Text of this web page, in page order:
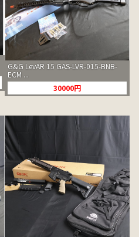
G&G LevAR 15 GAS-LVR-015-BNB-
ECM ...
30000円